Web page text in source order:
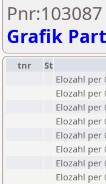
Grafik
tnr St
Elozahl per
Elozahl per
Elozahl per
Elozahl per
Elozahl per
Elozahl per
Elozahl per
Elozahl per